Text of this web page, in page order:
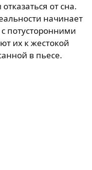
от сна.
начинает
потусторонними
их к жестокой
в пьесе.